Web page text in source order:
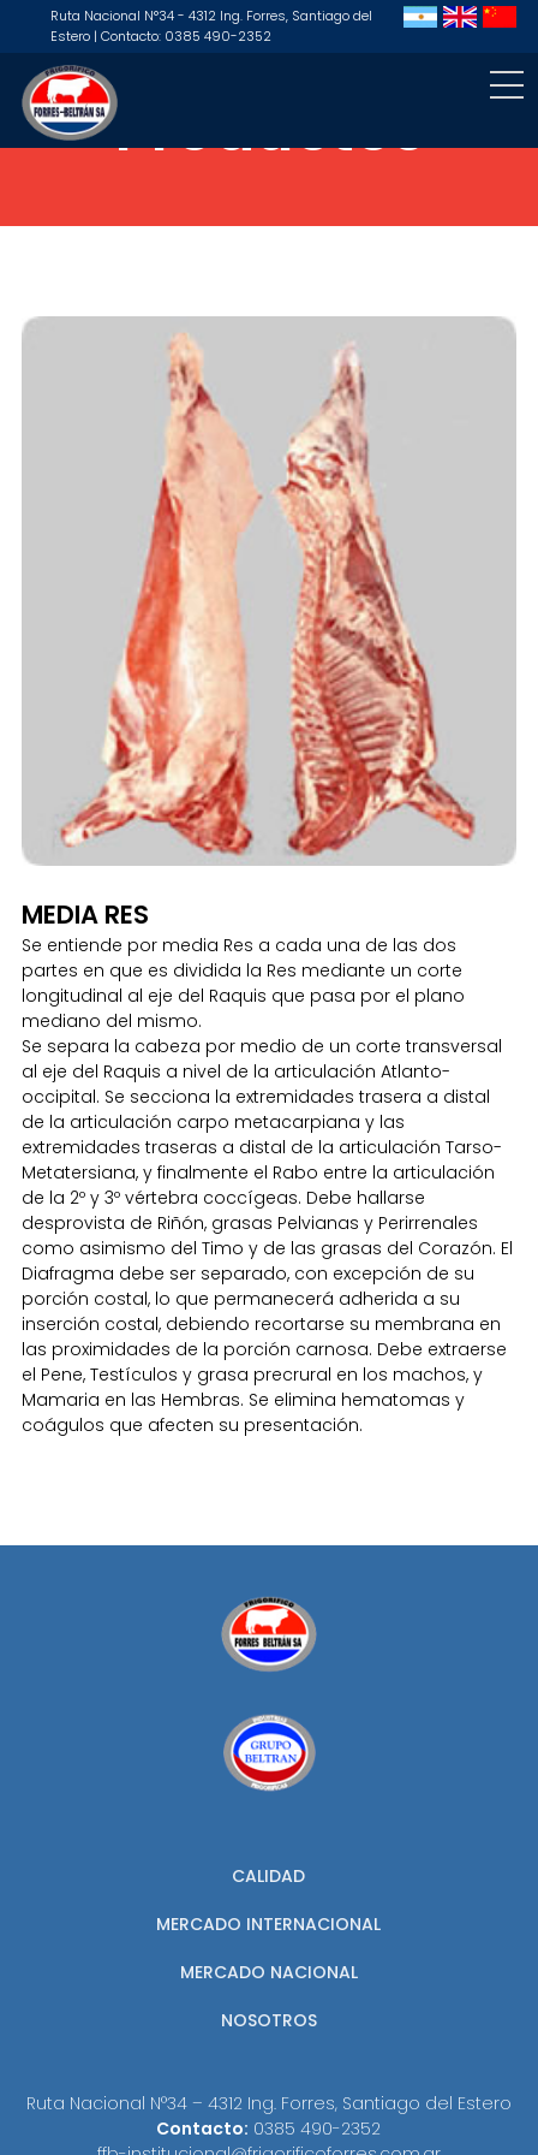
Ruta Nacional N°34 - 4312 Ing. Forres, Santiago del
Estero | Contacto: 0385 490-2352
Productos
MEDIA RES
Se entiende por media Res a cada una de las dos
partes en que es dividida la Res mediante un corte
longitudinal al eje del Raquis que pasa por el plano
mediano del mismo.
Se separa la cabeza por medio de un corte transversal
al eje del Raquis a nivel de la articulación Atlanto-
occipital. Se secciona la extremidades trasera a distal
de la articulación carpo metacarpiana y las
extremidades traseras a distal de la articulación Tarso-
Metatersiana, y finalmente el Rabo entre la articulación
de la 2º y 3º vértebra coccígeas. Debe hallarse
desprovista de Riñón, grasas Pelvianas y Perirrenales
como asimismo del Timo y de las grasas del Corazón. El
Diafragma debe ser separado, con excepción de su
porción costal, lo que permanecerá adherida a su
inserción costal, debiendo recortarse su membrana en
las proximidades de la porción carnosa. Debe extraerse
el Pene, Testículos y grasa precrural en los machos, y
Mamaria en las Hembras. Se elimina hematomas y
coágulos que afecten su presentación.
CALIDAD
MERCADO INTERNACIONAL
MERCADO NACIONAL
NOSOTROS
Ruta Nacional N°34 – 4312 Ing. Forres, Santiago del Estero
Contacto: 0385 490-2352